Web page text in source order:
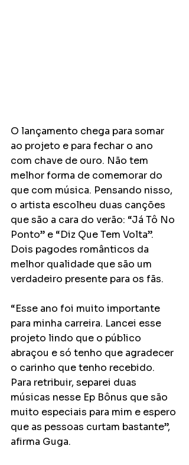
O lançamento chega para somar
ao projeto e para fechar o ano
com chave de ouro. Não tem
melhor forma de comemorar do
que com música. Pensando nisso,
o artista escolheu duas canções
que são a cara do verão: “Já Tô No
Ponto” e “Diz Que Tem Volta”.
Dois pagodes românticos da
melhor qualidade que são um
verdadeiro presente para os fãs.
“Esse ano foi muito importante
para minha carreira. Lancei esse
projeto lindo que o público
abraçou e só tenho que agradecer
o carinho que tenho recebido.
Para retribuir, separei duas
músicas nesse Ep Bônus que são
muito especiais para mim e espero
que as pessoas curtam bastante”,
afirma Guga.